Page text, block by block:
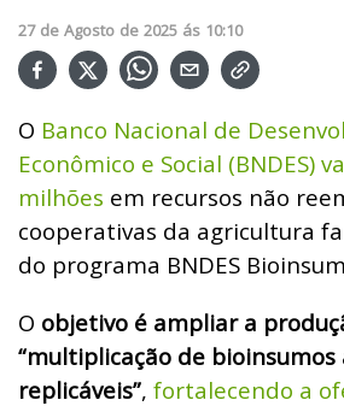
27 de Agosto de 2025 ás 10:10
O Banco Nacional de
Econômico e Social (BNDES)
milhões em recursos não
cooperativas da agricultura
do programa BNDES
O objetivo é ampliar a
“multiplicação de bioinsumos
replicáveis”, fortalecendo a